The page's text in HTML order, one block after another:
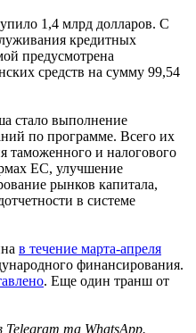
1,4 млрд долларов. С
кредитных
предусмотрена
средств на сумму 99,54
стало выполнение
по программе. Всего их
таможенного и налогового
ЕС, улучшение
рынков капитала,
в системе
в течение марта-апреля
финансирования.
. Еще один транш от
Telegram та WhatsApp.